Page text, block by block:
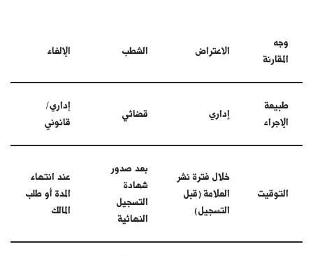
وجه
المقارنة
الاعتراض الشطب الإلغاء
طبيعة
الإجراء
إداري قضائي
إداري/
قانوني
التوقيت
خلال فترة نشر
العلامة (قبل
التسجيل)
بعد صدور
شهادة
التسجيل
النهائية
عند انتهاء
المدة أو طلب
المالك